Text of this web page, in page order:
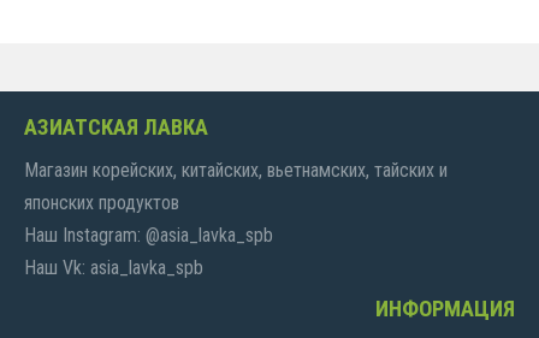
АЗИАТСКАЯ ЛАВКА
Магазин корейских, китайских, вьетнамских, тайских и
японских продуктов
Наш Instagram: @asia_lavka_spb
Наш Vk: asia_lavka_spb
ИНФОРМАЦИЯ